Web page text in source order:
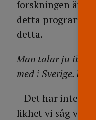
forskningen är
detta program
detta.
Man talar ju
med i Sverige.
– Det har inte
likhet vi såg var